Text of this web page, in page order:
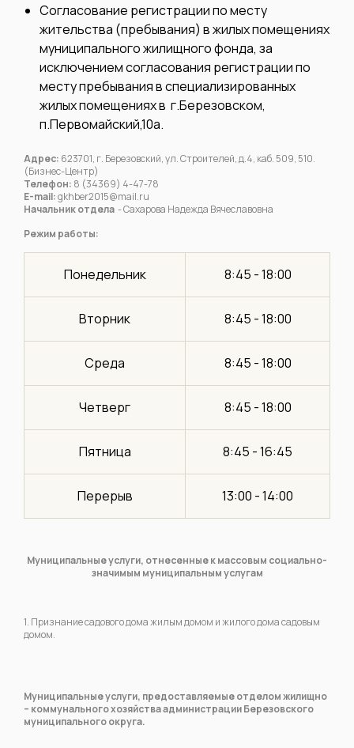
Согласование регистрации по месту
жительства (пребывания) в жилых помещениях
муниципального жилищного фонда, за
исключением согласования регистрации по
месту пребывания в специализированных
жилых помещениях в г.Березовском,
п.Первомайский,10а.
Адрес: 623701, г. Березовский, ул. Строителей, д.4, каб. 509, 510.
(Бизнес-Центр)
Телефон: 8 (34369) 4-47-78
E-mail:gkhber2015@mail.ru
Начальник отдела - Сахарова Надежда Вячеславовна
Режим работы:
Понедельник 8:45 - 18:00
Вторник 8:45 - 18:00
Среда 8:45 - 18:00
Четверг 8:45 - 18:00
Пятница 8:45 - 16:45
Перерыв 13:00 - 14:00
Муниципальные услуги, отнесенные к массовым социально-
значимым муниципальным услугам
1. Признание садового дома жилым домом и жилого дома садовым
домом.
Муниципальные услуги, предоставляемые отделом жилищно
– коммунального хозяйства администрации Березовского
муниципального округа.